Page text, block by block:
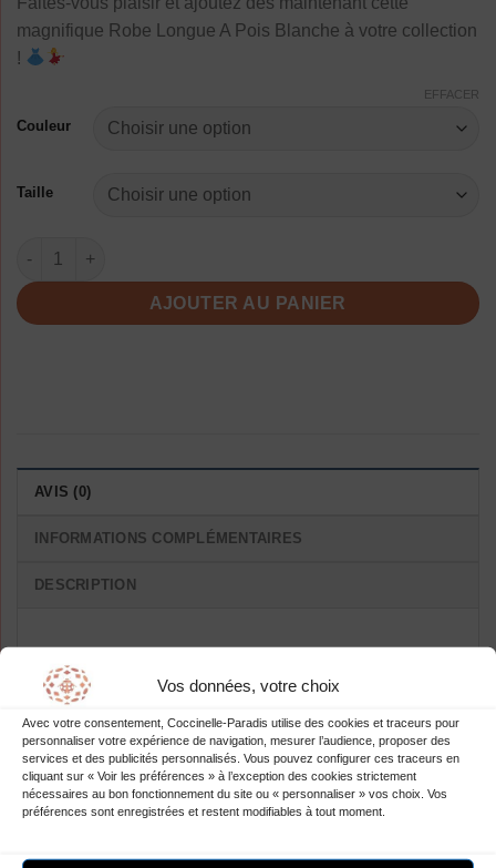
Vos données, votre choix
Avec votre consentement, Coccinelle-Paradis utilise des cookies et traceurs pour
personnaliser votre expérience de navigation, mesurer l’audience, proposer des
services et des publicités personnalisés. Vous pouvez configurer ces traceurs en
cliquant sur « Voir les préférences » à l’exception des cookies strictement
nécessaires au bon fonctionnement du site ou « personnaliser » vos choix. Vos
préférences sont enregistrées et restent modifiables à tout moment.
magnifique Robe Longue A Pois Blanche à votre collection
!
Couleur
Taille
EFFACER
quantité de Robe Longue A Pois Blanche
AJOUTER AU PANIER
AVIS (0)
INFORMATIONS COMPLÉMENTAIRES
DESCRIPTION
Il n’y a pas encore d’avis.
Soyez le premier à laisser votre avis